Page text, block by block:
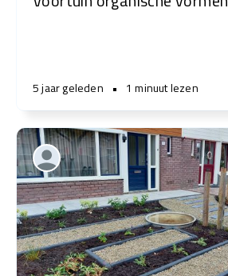
5 jaar geleden • 1 minuut lezen